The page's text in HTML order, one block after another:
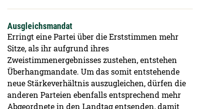
Ausgleichsmandat
Erringt eine Partei über die Erststimmen mehr
Sitze, als ihr aufgrund ihres
Zweistimmenergebnisses zustehen, entstehen
Überhangmandate. Um das somit entstehende
neue Stärkeverhältnis auszugleichen, dürfen die
anderen Parteien ebenfalls entsprechend mehr
Abgeordnete in den Landtag entsenden, damit